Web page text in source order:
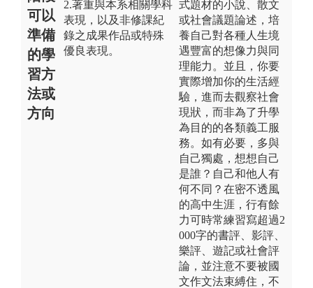
可以
準備
的學
習方
法或
方向
2.著重與本系相關學科
表現，以及非修課紀
錄之成果作品或特殊
優良表現。
式題材的小說、散文
或社會議題論述，培
養自己對各種人生境
遇豐富的想像力與同
理能力。並且，你要
實際增加你的生活經
驗，進而去觀察社會
現狀，而非為了升學
為目的的各類義工服
務。如有必要，多與
自己獨處，想想自己
是誰？自己和他人有
何不同？在密不透風
的高中生涯，行有餘
力可時常練習寫超過2
000字的書評、影評、
樂評、遊記或社會評
論，並注意不要被國
文作文法束縛住，不